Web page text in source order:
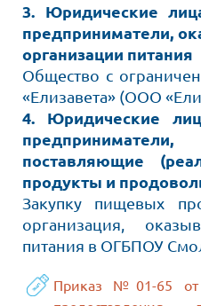
3. Юридические
предприниматели,
организации питания
Общество с
«Елизавета» (ООО
4. Юридические
предприниматели,
поставляющие
продукты и
Закупку пищевых
организация,
питания в ОГБПОУ
Приказ №01-65 от